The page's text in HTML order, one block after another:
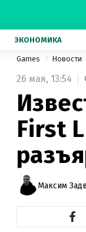
ЭКОНОМИКА
Games Новости
26 мая, 13:54
First
Максим